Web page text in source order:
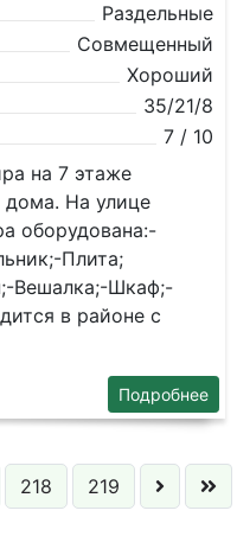
Раздельные
Совмещенный
Хороший
35/21/8
7 / 10
на 7 этаже
дома. На улице
оборудована:-
Плита;
Вешалка;-Шкаф;-
в районе с
Подробнее
218 219